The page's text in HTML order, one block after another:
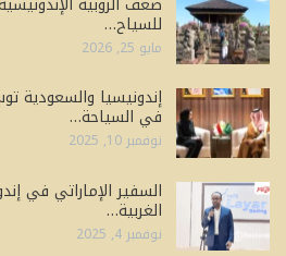
للسياح…
مايو 25, 2026
إندونيسيا والسعودية
في السياحة…
نوفمبر 10, 2025
السفير الإماراتي في
الغربية…
نوفمبر 4, 2025